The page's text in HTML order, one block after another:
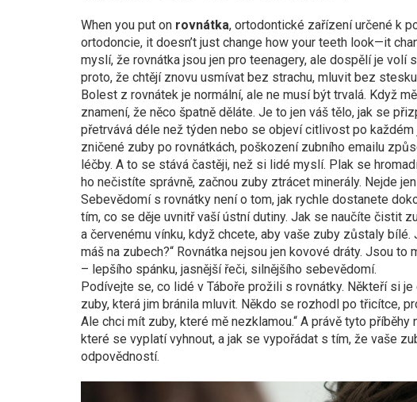
When you put on rovnátka, ortodontické zařízení určené k
ortodoncie, it doesn’t just change how your teeth look—it
myslí, že rovnátka jsou jen pro teenagery, ale dospělí je volí
proto, že chtějí znovu usmívat bez strachu, mluvit bez
Bolest z rovnátek je normální, ale ne musí být trvalá. Když
znamení, že něco špatně děláte. Je to jen váš tělo, jak se
přetrvává déle než týden nebo se objeví citlivost po
zničené zuby po rovnátkách, poškození zubního emailu
léčby. A to se stává častěji, než si lidé myslí. Plak se
ho nečistíte správně, začnou zuby ztrácet minerály. Nejde
Sebevědomí s rovnátky není o tom, jak rychle dostanete
tím, co se děje uvnitř vaší ústní dutiny. Jak se naučíte čistit
a červenému vínku, když chcete, aby vaše zuby zůstaly bílé.
máš na zubech?“ Rovnátka nejsou jen kovové dráty. Jsou
– lepšího spánku, jasnější řeči, silnějšího sebevědomí.
Podívejte se, co lidé v Táboře prožili s rovnátky. Někteří si
zuby, která jim bránila mluvit. Někdo se rozhodl po třicítce,
Ale chci mít zuby, které mě nezklamou.“ A právě tyto
které se vyplatí vyhnout, a jak se vypořádat s tím, že vaše
odpovědností.